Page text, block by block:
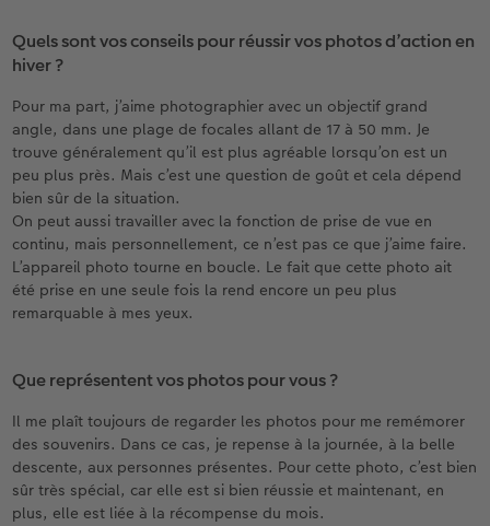
Quels sont vos conseils pour réussir vos photos d’action en
hiver ?
Pour ma part, j’aime photographier avec un objectif grand
angle, dans une plage de focales allant de 17 à 50 mm. Je
trouve généralement qu’il est plus agréable lorsqu’on est un
peu plus près. Mais c’est une question de goût et cela dépend
bien sûr de la situation.
On peut aussi travailler avec la fonction de prise de vue en
continu, mais personnellement, ce n’est pas ce que j’aime faire.
L’appareil photo tourne en boucle. Le fait que cette photo ait
été prise en une seule fois la rend encore un peu plus
remarquable à mes yeux.
Que représentent vos photos pour vous ?
Il me plaît toujours de regarder les photos pour me remémorer
des souvenirs. Dans ce cas, je repense à la journée, à la belle
descente, aux personnes présentes. Pour cette photo, c’est bien
sûr très spécial, car elle est si bien réussie et maintenant, en
plus, elle est liée à la récompense du mois.